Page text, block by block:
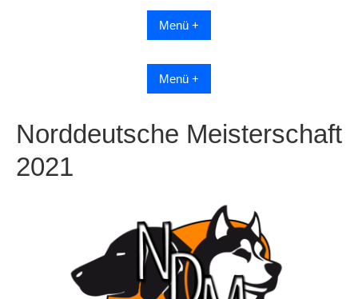
Menü +
Menü +
Norddeutsche Meisterschaft
2021